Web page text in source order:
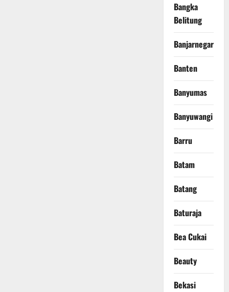
Bangka
Belitung
Banjarnegara
Banten
Banyumas
Banyuwangi
Barru
Batam
Batang
Baturaja
Bea Cukai
Beauty
Bekasi